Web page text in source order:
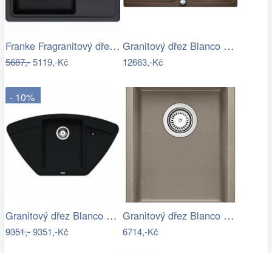
Franke Fragranitový dřez BFG 611-62,…
5687,-5119,-Kč
Granitový dřez Blanco CLASSIC Neo 5 S…
12663,-Kč
- 10%
Granitový dřez Blanco ZIA 9 E antracit…
9351,-9351,-Kč
Granitový dřez Blanco SUBLINE 320-U…
6714,-Kč